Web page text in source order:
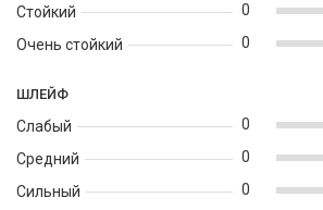
Стойкий
Очень стойкий
0
0
ШЛЕЙФ
Слабый
Средний
Сильный
0
0
0